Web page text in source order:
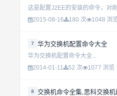
2015-08-16
180 次 1048 浏
7 华为交换机配置命令大全
华为交换机配置命令大全...
2014-01-11
52 次 1077 浏览
8 交换机命令全集,思科交换